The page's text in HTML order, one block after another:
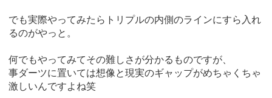
でも実際やってみたらトリプルの内側のラインにすら入れ
るのがやっと。
何でもやってみてその難しさが分かるものですが、
事ダーツに置いては想像と現実のギャップがめちゃくちゃ
激しいんですよね笑